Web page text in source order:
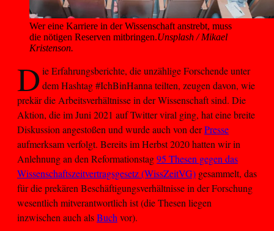
Wer eine Karriere in der Wissenschaft anstrebt, muss
die nötigen Reserven mitbringen.Unsplash / Mikael
Kristenson.
Die Erfahrungsberichte, die unzählige Forschende unter
dem Hashtag #IchBinHanna teilten, zeugen davon, wie
prekär die Arbeitsverhältnisse in der Wissenschaft sind. Die
Aktion, die im Juni 2021 auf Twitter viral ging, hat eine breite
Diskussion angestoßen und wurde auch von derPresse
aufmerksam verfolgt. Bereits im Herbst 2020 hatten wir in
Anlehnung an den Reformationstag95 Thesen gegen das
Wissenschaftszeitvertragsgesetz (WissZeitVG) gesammelt, das
für die prekären Beschäftigungsverhältnisse in der Forschung
wesentlich mitverantwortlich ist (die Thesen liegen
inzwischen auch alsBuch vor).